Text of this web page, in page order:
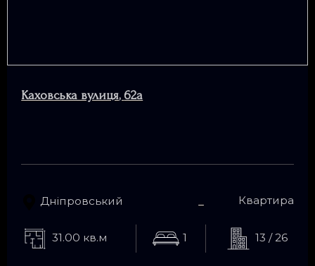
Каховська вулиця,62а
Дніпровський Квартира
31.00 кв.м 1 13 / 26